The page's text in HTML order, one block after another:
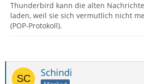
Thunderbird kann die alten
laden, weil sie sich vermutlich nicht
(POP-Protokoll).
Schindi